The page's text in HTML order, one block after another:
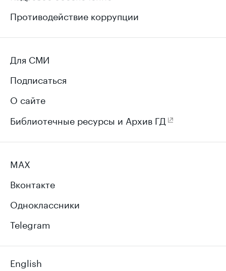
Противодействие коррупции
Для СМИ
Подписаться
О сайте
Библиотечные ресурсы и Архив ГД
MAX
Вконтакте
Одноклассники
Telegram
English